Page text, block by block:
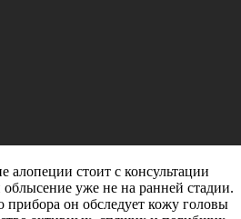
алопеции стоит с консультации
облысение уже не на ранней стадии.
он обследует кожу головы